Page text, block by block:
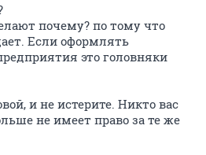
почему? по тому что
Если оформлять
это головняки
и не истерите. Никто вас
не имеет право за те же